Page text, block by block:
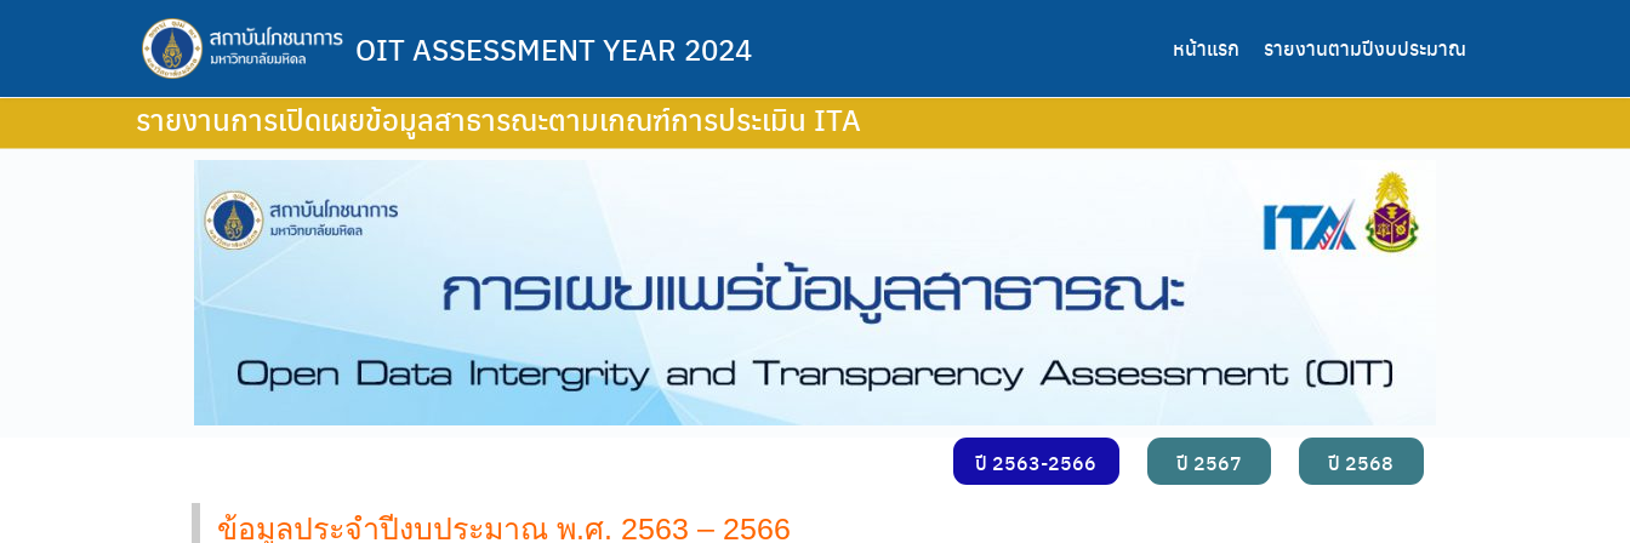
OIT ASSESSMENT YEAR 2024 หน้าแรก รายงานตามปีงบประมาณ
รายงานการเปิดเผยข้อมูลสาธารณะตามเกณฑ์การประเมิน ITA
ปี 2563-2566 ปี 2567 ปี 2568
ข้อมูลประจำปีงบประมาณ พ.ศ. 2563 – 2566